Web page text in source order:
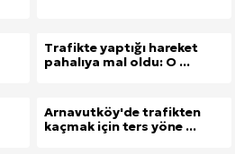
Trafikte yaptığı hareket
pahalıya mal oldu: O ...
Arnavutköy'de trafikten
kaçmak için ters yöne ...